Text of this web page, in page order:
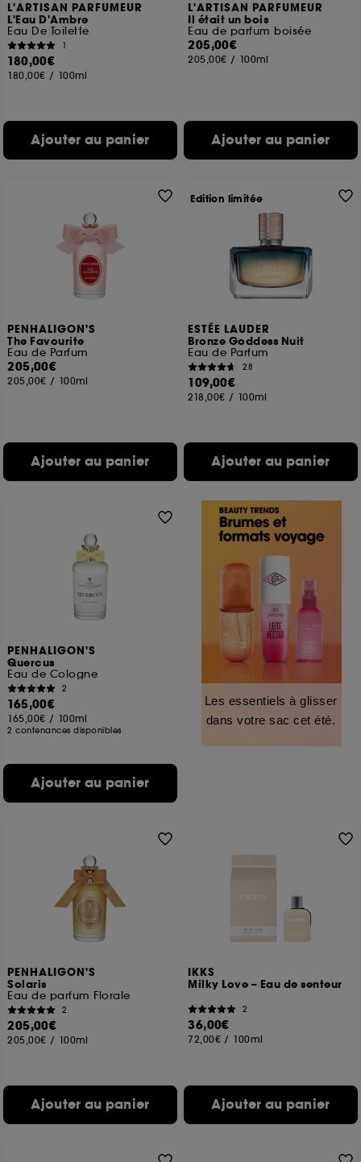
L'ARTISAN PARFUMEUR
L'Eau D'Ambre
Eau De Toilette
1
180,00€
180,00€ / 100ml
Ajouter au panier
L'ARTISAN PARFUMEUR
Il était un bois
Eau de parfum boisée
205,00€
205,00€ / 100ml
Ajouter au panier
PENHALIGON'S
The Favourite
Eau de Parfum
205,00€
205,00€ / 100ml
Ajouter au panier
ESTÉE LAUDER
Bronze Goddess Nuit
Eau de Parfum
28
109,00€
218,00€ / 100ml
Ajouter au panier
Edition limitée
PENHALIGON'S
Quercus
Eau de Cologne
2
165,00€
165,00€ / 100ml
2 contenances disponibles
Ajouter au panier
Les essentiels à glisser
dans votre sac cet été.
PENHALIGON'S
Solaris
Eau de parfum Florale
2
205,00€
205,00€ / 100ml
Ajouter au panier
IKKS
Milky Love – Eau de senteur
2
36,00€
72,00€ / 100ml
Ajouter au panier